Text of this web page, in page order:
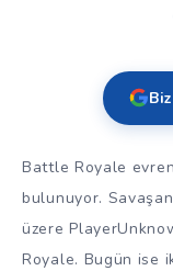
Battle Royale
bulunuyor.
üzere
Royale. Bugün ise